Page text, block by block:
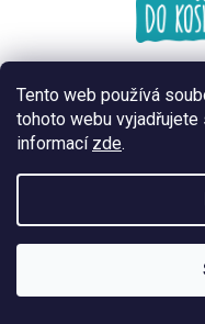
Tento web používá
tohoto webu vyjadřujete
informací zde.